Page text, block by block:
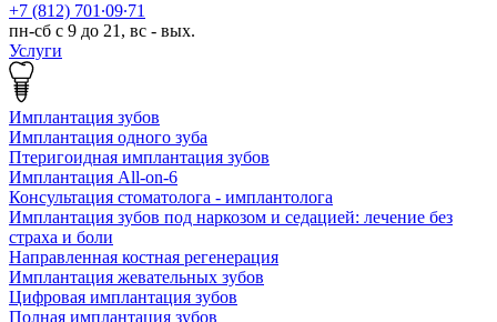
+7 (812) 701∙09∙71
пн-сб с 9 до 21, вс - вых.
Услуги
Имплантация зубов
Имплантация одного зуба
Птеригоидная имплантация зубов
Имплантация All-on-6
Консультация стоматолога - имплантолога
Имплантация зубов под наркозом и седацией: лечение без
страха и боли
Направленная костная регенерация
Имплантация жевательных зубов
Цифровая имплантация зубов
Полная имплантация зубов